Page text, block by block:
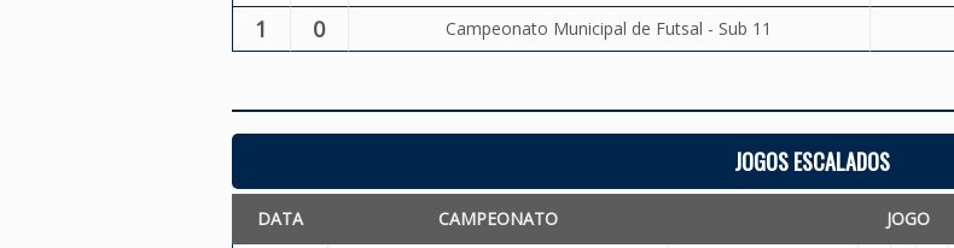
1 0 Campeonato Municipal de Futsal - Sub 11
JOGOS ESCALADOS
DATA CAMPEONATO JOGO